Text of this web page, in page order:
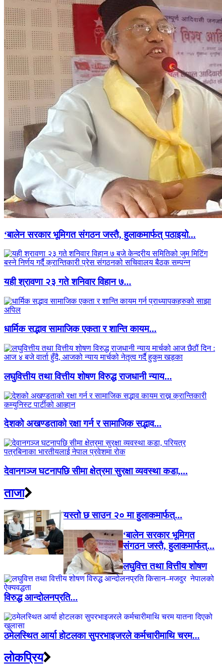
‘बालेन सरकार भूमिगत संगठन जस्तै, हुलाकमार्फत् पठाइयो...
यही श्रावणा २३ गते शनिवार विहान ७...
धार्मिक सद्भाव सामाजिक एकता र शान्ति कायम...
लघुवित्तीय तथा वित्तीय शोषण विरुद्ध राजधानी न्याय...
देशको अखण्डताको रक्षा गर्न र सामाजिक सद्भाव...
देवानगञ्ज घटनापछि सीमा क्षेत्रमा सुरक्षा व्यवस्था कडा,...
ताजा
यस्तो छ साउन २० मा हुलाकमार्फत्...
‘बालेन सरकार भूमिगत
संगठन जस्तै, हुलाकमार्फत्...
लघुवित्त तथा वित्तीय शोषण
विरुद्ध आन्दोलनप्रति...
ठमेलस्थित आर्या होटलका सुपरभाइजरले कर्मचारीमाथि चरम...
लाेकप्रिय